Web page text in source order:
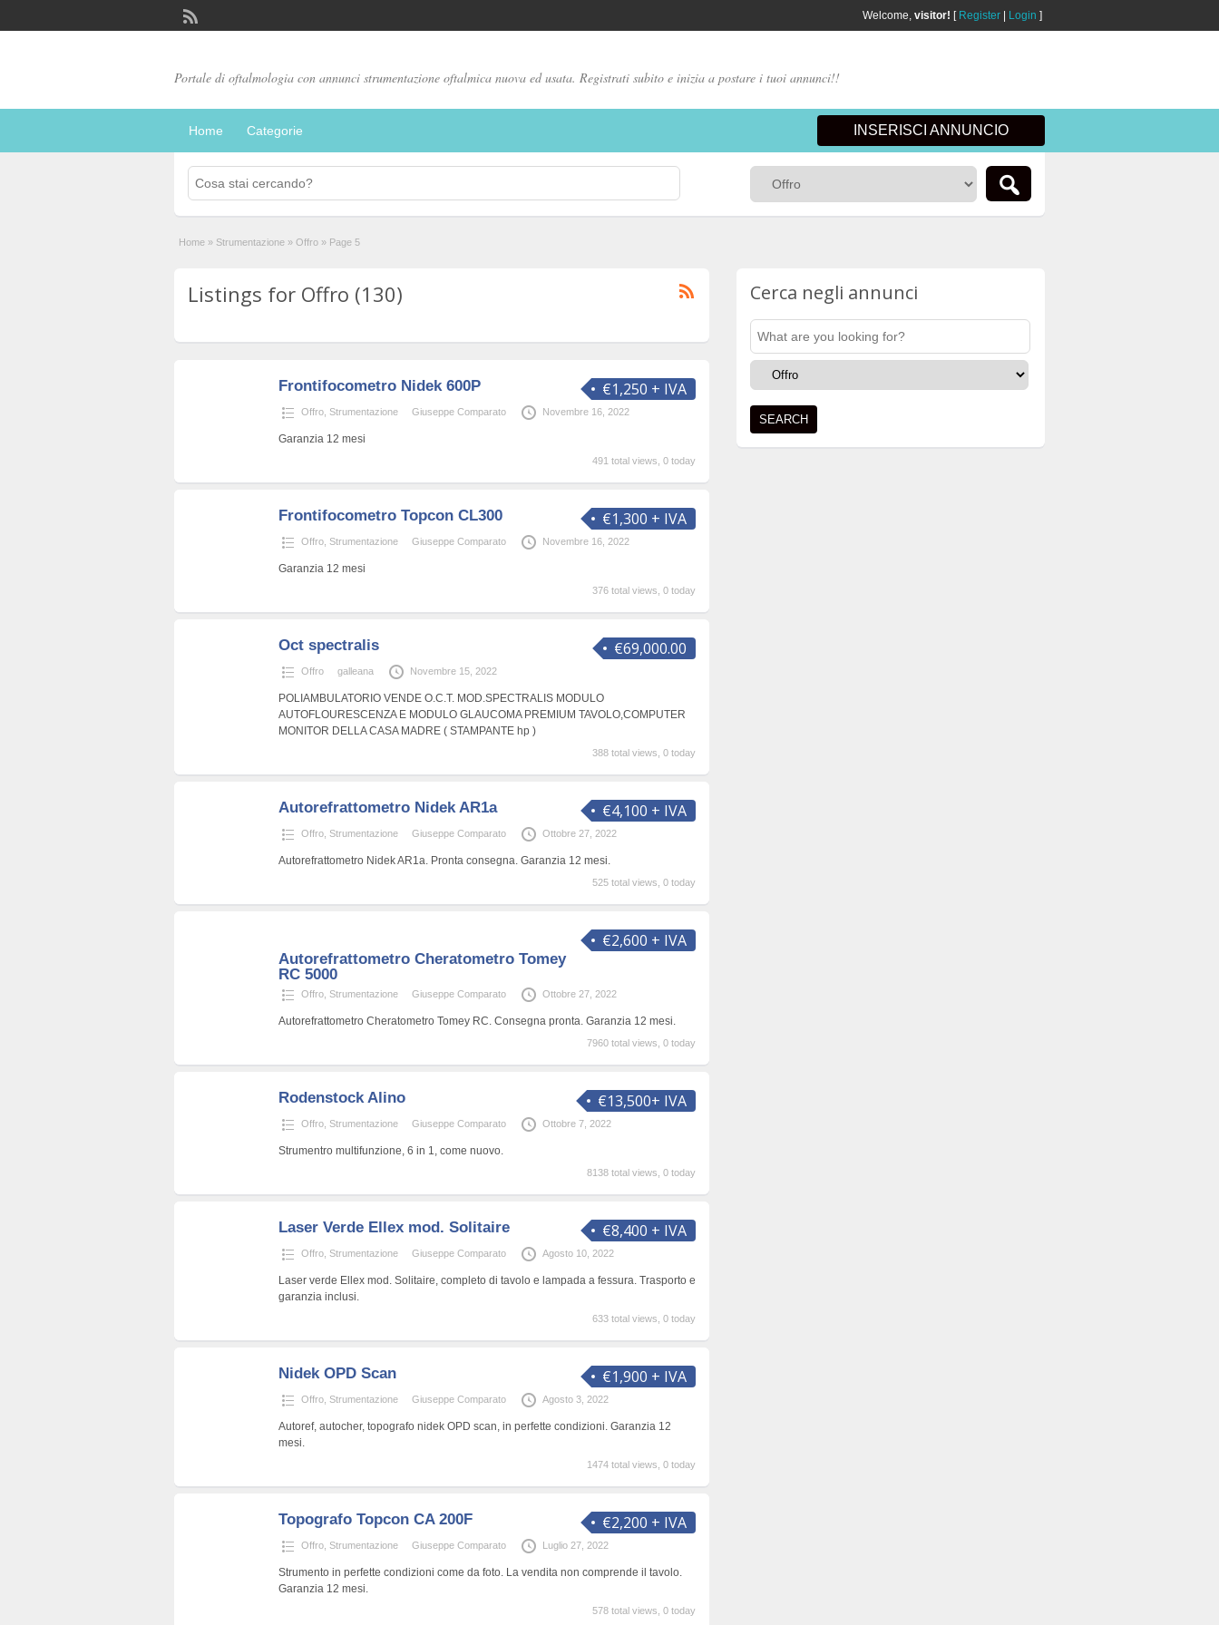
Welcome, visitor! [ Register Login ]
Portale di oftalmologia con annunci strumentazione oftalmica nuova ed usata. Registrati subito e inizia a postare i tuoi annunci!!
Home Categorie INSERISCI ANNUNCIO
Home » Strumentazione » Offro » Page 5
Listings for Offro (130)
€1,250 + IVA
Frontifocometro Nidek 600P
Offro Strumentazione Giuseppe Comparato Novembre 16, 2022
Garanzia 12 mesi
491 total views, 0 today
€1,300 + IVA
Frontifocometro Topcon CL300
Offro Strumentazione Giuseppe Comparato Novembre 16, 2022
Garanzia 12 mesi
376 total views, 0 today
€69,000.00
Oct spectralis
Offro galleana Novembre 15, 2022
POLIAMBULATORIO VENDE O.C.T. MOD.SPECTRALIS MODULO
AUTOFLOURESCENZA E MODULO GLAUCOMA PREMIUM TAVOLO,COMPUTER
MONITOR DELLA CASA MADRE ( STAMPANTE hp )
388 total views, 0 today
€4,100 + IVA
Autorefrattometro Nidek AR1a
Offro Strumentazione Giuseppe Comparato Ottobre 27, 2022
Autorefrattometro Nidek AR1a. Pronta consegna. Garanzia 12 mesi.
525 total views, 0 today
€2,600 + IVA
Autorefrattometro Cheratometro Tomey
RC 5000
Offro Strumentazione Giuseppe Comparato Ottobre 27, 2022
Autorefrattometro Cheratometro Tomey RC. Consegna pronta. Garanzia 12 mesi.
7960 total views, 0 today
€13,500+ IVA
Rodenstock Alino
Offro Strumentazione Giuseppe Comparato Ottobre 7, 2022
Strumentro multifunzione, 6 in 1, come nuovo.
8138 total views, 0 today
€8,400 + IVA
Laser Verde Ellex mod. Solitaire
Offro Strumentazione Giuseppe Comparato Agosto 10, 2022
Laser verde Ellex mod. Solitaire, completo di tavolo e lampada a fessura. Trasporto e
garanzia inclusi.
633 total views, 0 today
€1,900 + IVA
Nidek OPD Scan
Offro Strumentazione Giuseppe Comparato Agosto 3, 2022
Autoref, autocher, topografo nidek OPD scan, in perfette condizioni. Garanzia 12
mesi.
1474 total views, 0 today
€2,200 + IVA
Topografo Topcon CA 200F
Offro Strumentazione Giuseppe Comparato Luglio 27, 2022
Strumento in perfette condizioni come da foto. La vendita non comprende il tavolo.
Garanzia 12 mesi.
578 total views, 0 today
Cerca negli annunci